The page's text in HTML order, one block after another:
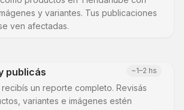
y variantes. Tus publicaciones
ven afectadas.
publicás ~1–2 hs
recibís un reporte completo. Revisás
variantes e imágenes estén